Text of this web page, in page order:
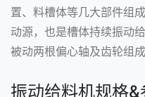
置、料槽体等几大部件组
动源，也是槽体持续振动
被动两根偏心轴及齿轮组成
振动给料机规格&